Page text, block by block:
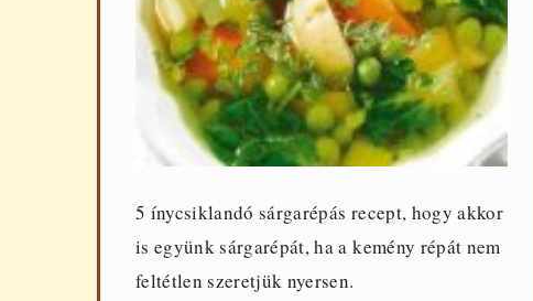
5 ínycsiklandó sárgarépás recept, hogy akkor
is együnk sárgarépát, ha a kemény répát nem
feltétlen szeretjük nyersen.